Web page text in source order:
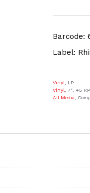
Barcode:
Label:
Vinyl
, LP
Vinyl
, 7″, 45
All Media
,